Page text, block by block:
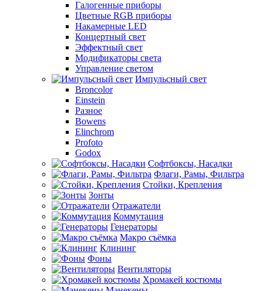
Галогенные приборы
Цветные RGB приборы
Накамерные LED
Концертный свет
Эффектный свет
Модификаторы света
Управление светом
Импульсный свет
Broncolor
Einstein
Разное
Bowens
Elinchrom
Profoto
Godox
Софтбоксы, Насадки
Флаги, Рамы, Фильтра
Стойки, Крепления
Зонты
Отражатели
Коммутация
Генераторы
Макро съёмка
Клининг
Фоны
Вентиляторы
Хромакей костюмы